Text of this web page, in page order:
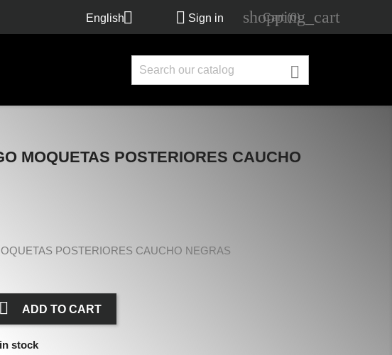
English  Sign in shopping_cart
Cart (0)

MOQUETAS POSTERIORES CAUCHO
POSTERIORES CAUCHO NEGRAS
 ADD TO CART
stock